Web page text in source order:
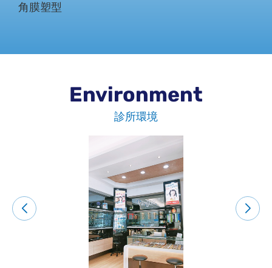
角膜塑型
Environment
診所環境